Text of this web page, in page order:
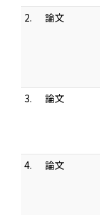
2.
論文
3.
論文
4.
論文